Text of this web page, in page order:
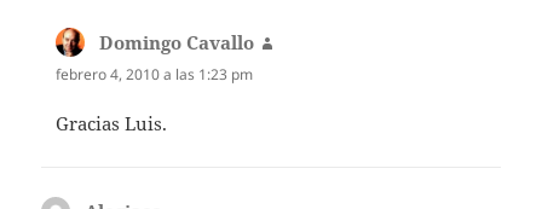
Domingo Cavallo
febrero 4, 2010 a las 1:23 pm
Gracias Luis.